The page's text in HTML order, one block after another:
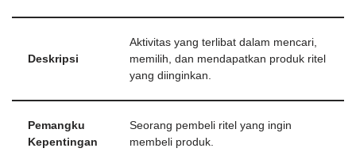
Deskripsi
Aktivitas yang terlibat dalam mencari,
memilih, dan mendapatkan produk ritel
yang diinginkan.
Pemangku
Kepentingan
Seorang pembeli ritel yang ingin
membeli produk.